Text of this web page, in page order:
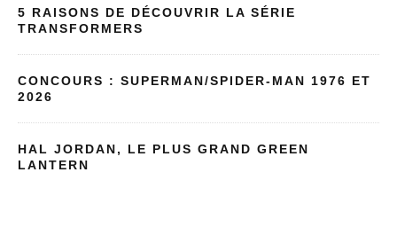
5 RAISONS DE DÉCOUVRIR LA SÉRIE
TRANSFORMERS
CONCOURS : SUPERMAN/SPIDER-MAN 1976 ET
2026
HAL JORDAN, LE PLUS GRAND GREEN
LANTERN